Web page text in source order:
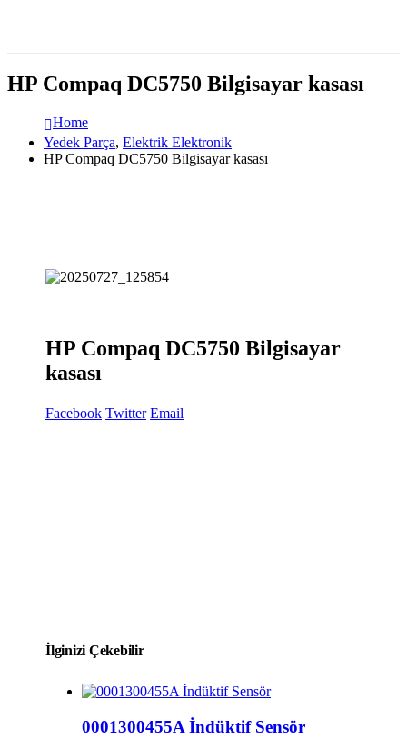
HP Compaq DC5750 Bilgisayar kasası
Home
Yedek Parça, Elektrik Elektronik
HP Compaq DC5750 Bilgisayar kasası
HP Compaq DC5750 Bilgisayar
kasası
Facebook Twitter Email
İlginizi Çekebilir
0001300455A İndüktif Sensör